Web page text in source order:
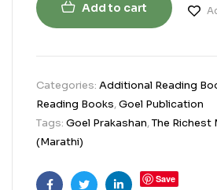
Add to cart
Categories: Additional Reading
Reading Books,Goel Publication
Tags: Goel Prakashan,The Richest
(Marathi)
Save